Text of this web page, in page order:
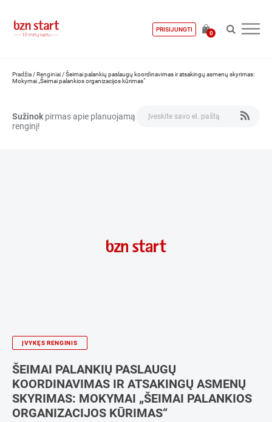
PRISIJUNGTI
0
Pradžia /Renginiai /Šeimai palankių paslaugų koordinavimas ir atsakingų asmenų skyrimas:
Mokymai „Šeimai palankios organizacijos kūrimas“
Sužinok pirmas apie planuojamą
renginį!
ĮVYKĘS RENGINIS
ŠEIMAI PALANKIŲ PASLAUGŲ
KOORDINAVIMAS IR ATSAKINGŲ ASMENŲ
SKYRIMAS: MOKYMAI „ŠEIMAI PALANKIOS
ORGANIZACIJOS KŪRIMAS“